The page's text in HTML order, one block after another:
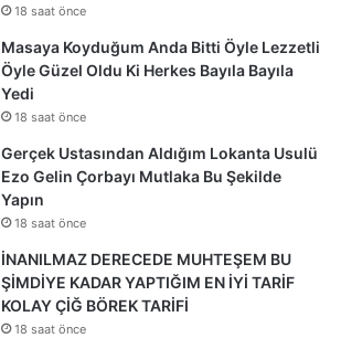
18 saat önce
Masaya Koyduğum Anda Bitti Öyle Lezzetli
Öyle Güzel Oldu Ki Herkes Bayıla Bayıla
Yedi
18 saat önce
Gerçek Ustasından Aldığım Lokanta Usulü
Ezo Gelin Çorbayı Mutlaka Bu Şekilde
Yapın
18 saat önce
İNANILMAZ DERECEDE MUHTEŞEM BU
ŞİMDİYE KADAR YAPTIĞIM EN İYİ TARİF
KOLAY ÇİĞ BÖREK TARİFİ
18 saat önce